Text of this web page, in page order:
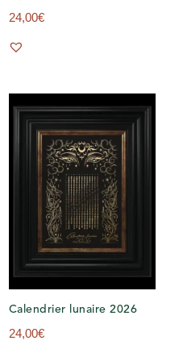
24,00€
Calendrier lunaire 2026
24,00€